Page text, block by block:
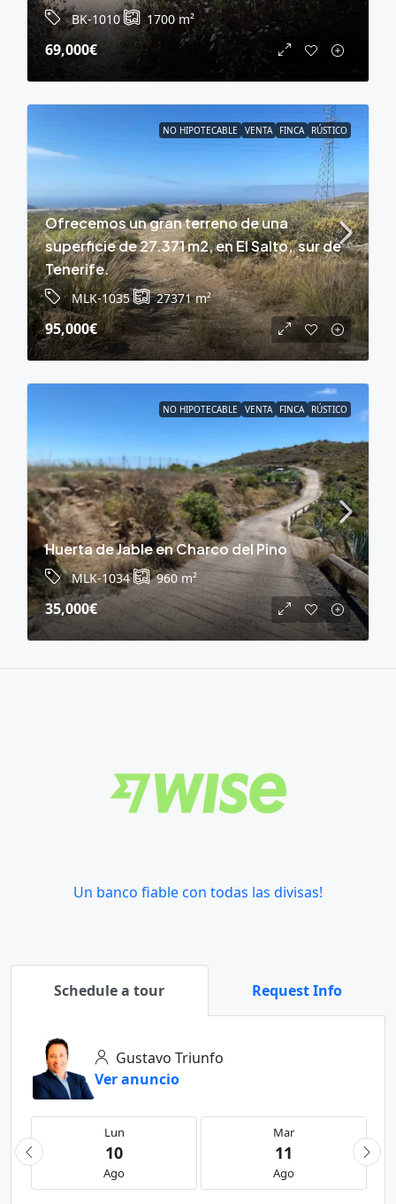
BK-1010 1700m²
69,000€
NO HIPOTECABLE VENTA FINCA RÚSTICO
Ofrecemos un gran terreno de una
superficie de 27.371 m2, en El Salto, sur de
Tenerife.
MLK-1035 27371m²
95,000€
NO HIPOTECABLE VENTA FINCA RÚSTICO
Huerta de Jable en Charco del Pino
MLK-1034 960m²
35,000€
Un banco fiable con todas las divisas!
Schedule a tour Request Info
Gustavo Triunfo
Ver anuncio
Lun
10
Ago
Mar
11
Ago